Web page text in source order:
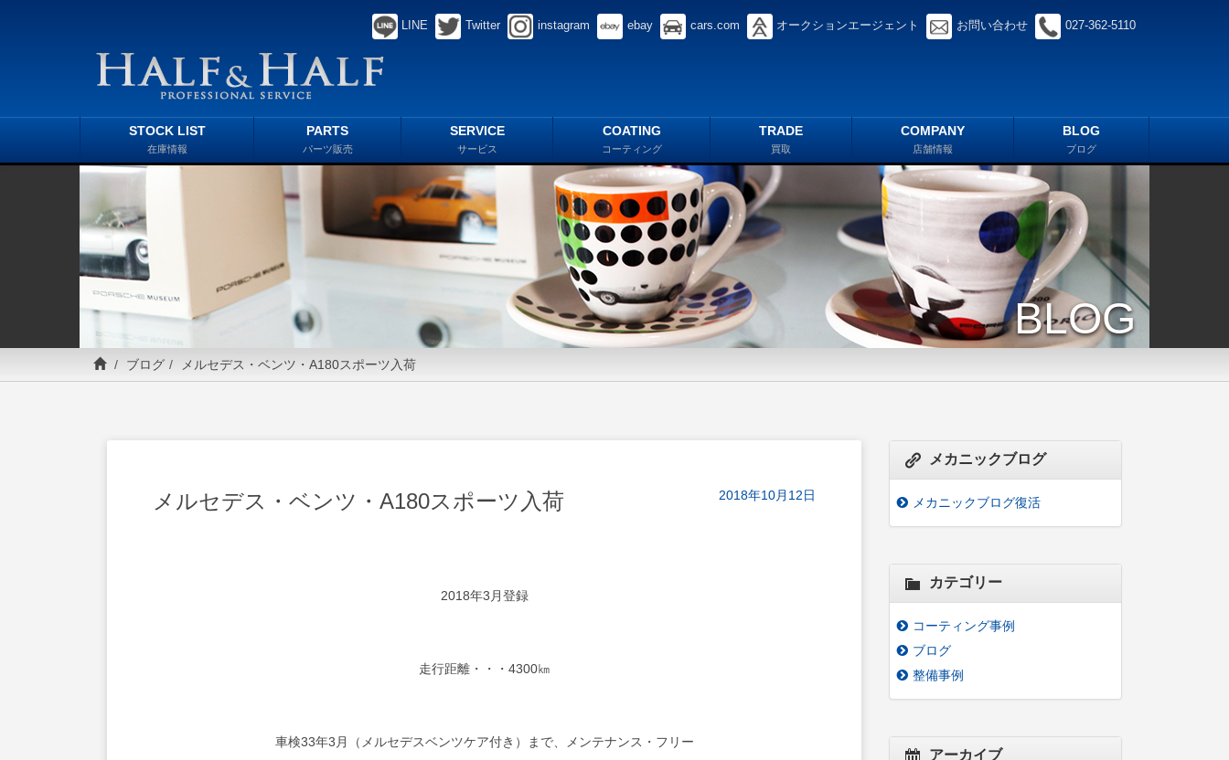
LINE Twitter instagram ebay cars.com オークションエージェント お問い合わせ 027-362-5110
STOCK LIST
在庫情報
PARTS
パーツ販売
SERVICE
サービス
COATING
コーティング
TRADE
買取
COMPANY
店舗情報
BLOG
ブログ
BLOG
ブログ メルセデス・ベンツ・A180スポーツ入荷
メルセデス・ベンツ・A180スポーツ入荷 2018年10月12日
2018年3月登録
走行距離・・・4300㎞
車検33年3月（メルセデスベンツケア付き）まで、メンテナンス・フリー
メカニックブログ
メカニックブログ復活
カテゴリー
コーティング事例
ブログ
整備事例
アーカイブ